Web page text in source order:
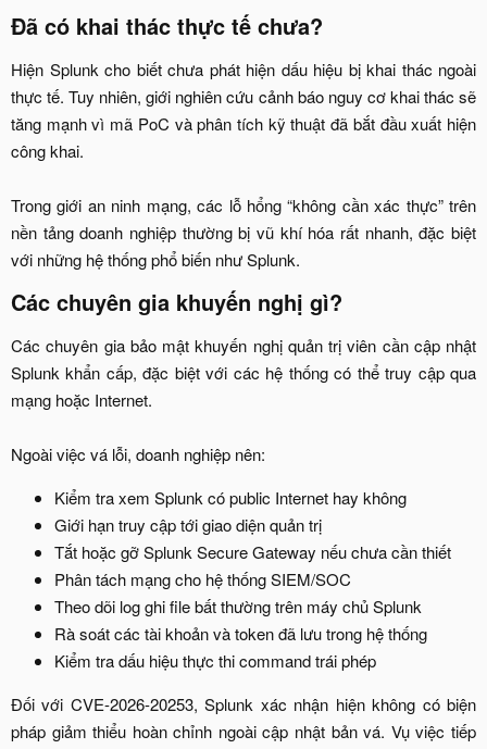
Đã có khai thác thực tế chưa?​
Hiện Splunk cho biết chưa phát hiện dấu hiệu bị khai thác ngoài
thực tế. Tuy nhiên, giới nghiên cứu cảnh báo nguy cơ khai thác sẽ
tăng mạnh vì mã PoC và phân tích kỹ thuật đã bắt đầu xuất hiện
công khai.
Trong giới an ninh mạng, các lỗ hổng “không cần xác thực” trên
nền tảng doanh nghiệp thường bị vũ khí hóa rất nhanh, đặc biệt
với những hệ thống phổ biến như Splunk.​
Các chuyên gia khuyến nghị gì?​
Các chuyên gia bảo mật khuyến nghị quản trị viên cần cập nhật
Splunk khẩn cấp, đặc biệt với các hệ thống có thể truy cập qua
mạng hoặc Internet.
Ngoài việc vá lỗi, doanh nghiệp nên:​
Kiểm tra xem Splunk có public Internet hay không​
Giới hạn truy cập tới giao diện quản trị​
Tắt hoặc gỡ Splunk Secure Gateway nếu chưa cần thiết​
Phân tách mạng cho hệ thống SIEM/SOC​
Theo dõi log ghi file bất thường trên máy chủ Splunk​
Rà soát các tài khoản và token đã lưu trong hệ thống​
Kiểm tra dấu hiệu thực thi command trái phép​
Đối với CVE-2026-20253, Splunk xác nhận hiện không có biện
pháp giảm thiểu hoàn chỉnh ngoài cập nhật bản vá. Vụ việc tiếp